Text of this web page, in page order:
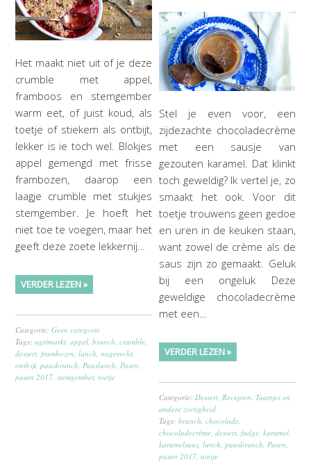
Het maakt niet uit of je deze
crumble met appel,
framboos en stemgember
warm eet, of juist koud, als
toetje of stiekem als ontbijt,
lekker is ie toch wel. Blokjes
appel gemengd met frisse
frambozen, daarop een
laagje crumble met stukjes
stemgember. Je hoeft het
niet toe te voegen, maar het
geeft deze zoete lekkernij…
VERDER LEZEN »
Categorie:Geen categorie
Tags:agrimarkt ,appel ,brunch ,crumble
dessert ,frambozen ,lunch ,nagerecht
ontbijt ,paasbrunch Paaslunch Pasen
pasen 2017 ,stemgember,toetje
Stel je even voor, een
zijdezachte chocoladecrème
met een sausje van
gezouten karamel. Dat klinkt
toch geweldig? Ik vertel je, zo
smaakt het ook. Voor dit
toetje trouwens geen gedoe
en uren in de keuken staan,
want zowel de crème als de
saus zijn zo gemaakt. Geluk
bij een ongeluk Deze
geweldige chocoladecrème
met een…
VERDER LEZEN »
Categorie: Dessert Recepten ,Taartjes en
andere zoetigheid
Tags:brunch ,chocolade
chocoladecrème ,dessert ,fudge ,karamel
karamelsaus ,lunch ,paasbrunch Pasen
pasen 2017 ,toetje